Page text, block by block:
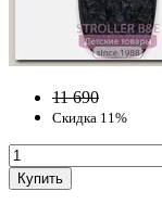
11 690
Скидка 11%